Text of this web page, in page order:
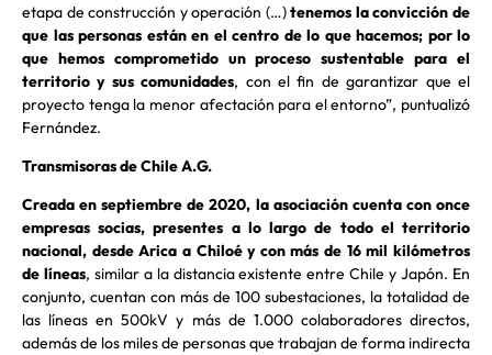
etapa de construcción y operación (…)tenemos la convicción de
que las personas están en el centro de lo que hacemos; por lo
que hemos comprometido un proceso sustentable para el
territorio y sus comunidades, con el fin de garantizar que el
proyecto tenga la menor afectación para el entorno”, puntualizó
Fernández.
Transmisoras de Chile A.G.
Creada en septiembre de 2020, la asociación cuenta con once
empresas socias, presentes a lo largo de todo el territorio
nacional, desde Arica a Chiloé y con más de 16 mil kilómetros
de líneas, similar a la distancia existente entre Chile y Japón. En
conjunto, cuentan con más de 100 subestaciones, la totalidad de
las líneas en 500kV y más de 1.000 colaboradores directos,
además de los miles de personas que trabajan de forma indirecta